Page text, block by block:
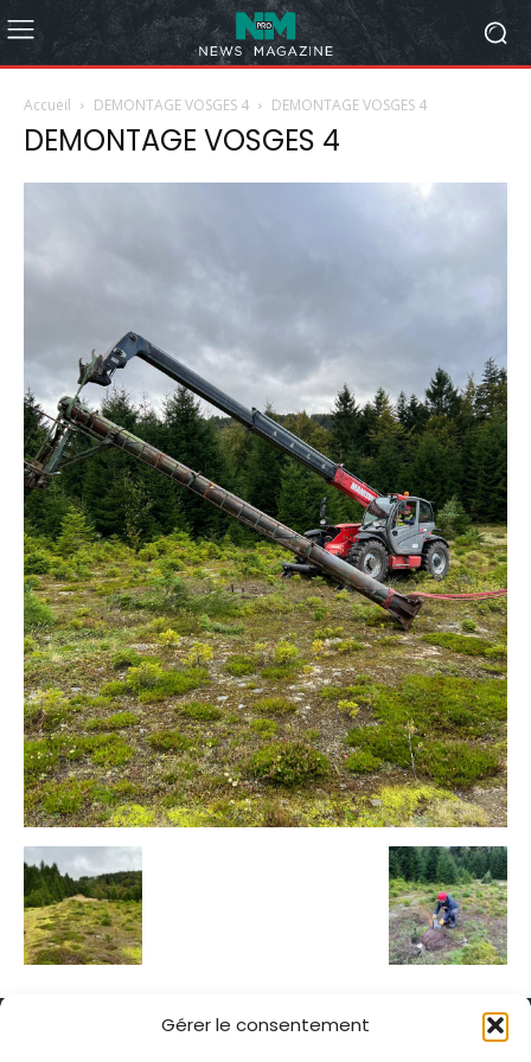
Gérer le consentement
Accueil DEMONTAGE VOSGES 4 DEMONTAGE VOSGES 4
DEMONTAGE VOSGES 4